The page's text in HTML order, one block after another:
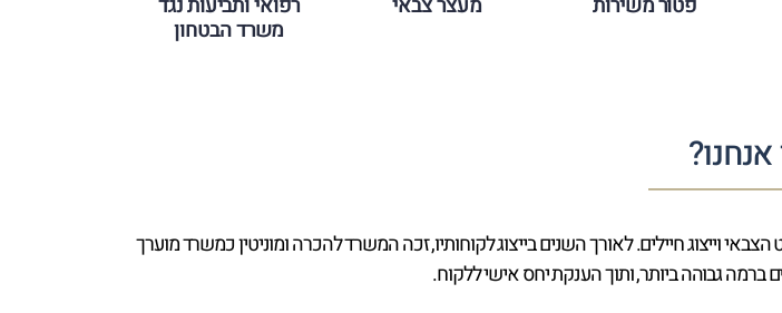
משרד הבטחון
שנות ניסיון מצטבר בתחום המשפט הצבאי וייצוג חיילים. לאורך השנים בייצוג לקוחותיו, זכה המשרד להכרה ומוניטין כמשרד מוערך
ברמה גבוהה ביותר, ותוך הענקת יחס אישי ללקוח.